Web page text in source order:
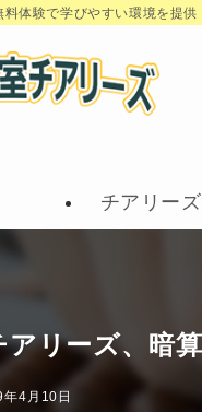
体験で学びやすい環境を提供
チアリー
アリーズ、暗
4月10日